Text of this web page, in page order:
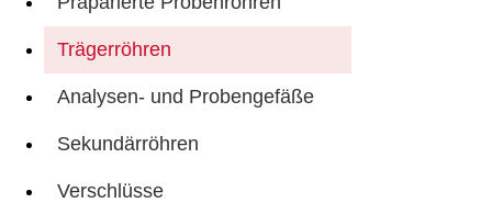
Trägerröhren
Analysen- und Probengefäße
Sekundärröhren
Verschlüsse